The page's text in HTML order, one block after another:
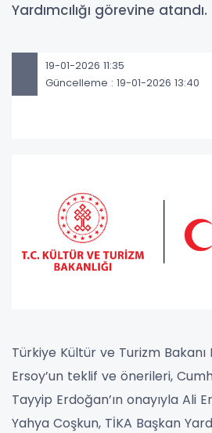
Yardımcılığı görevine atandı.
19-01-2026 11:35
Güncelleme : 19-01-2026 13:40
Türkiye Kültür ve Turizm
Ersoy’un teklif ve önerileri,
Tayyip Erdoğan’ın onayıyla Ali
Yahya Coşkun, TİKA Başkan